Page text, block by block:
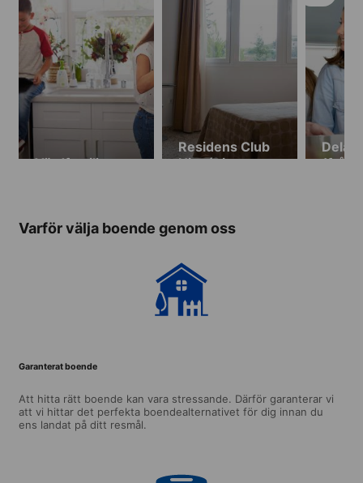
Värdfamilj
Residens Club
Hispánico
Delad
(från
Varför välja boende genom oss
Garanterat boende
Att hitta rätt boende kan vara stressande. Därför garanterar vi
att vi hittar det perfekta boendealternativet för dig innan du
ens landat på ditt resmål.